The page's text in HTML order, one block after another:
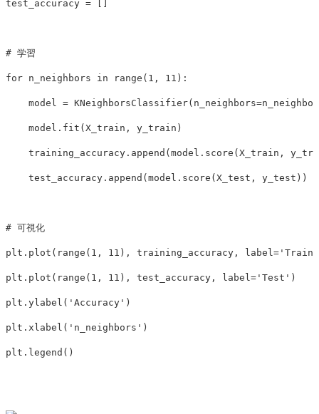
test_accuracy =
for n_neighbors in range ( 1 , 11 ):
model = KNeighborsClassifier( n_neighbors=
model . fit ( X_train , y_train )
training_accuracy . append ( model . score ( X_train ,
test_accuracy . append ( model . score ( X_test , y_test ))
plt . plot ( range ( 1 , 11 ), training_accuracy , label =
plt . plot ( range ( 1 , 11 ), test_accuracy , label = 'Test' )
plt . ylabel ( 'Accuracy' )
plt . xlabel ( 'n_neighbors' )
plt . legend ()